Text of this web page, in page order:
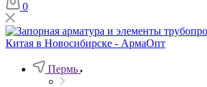
0
Пермь